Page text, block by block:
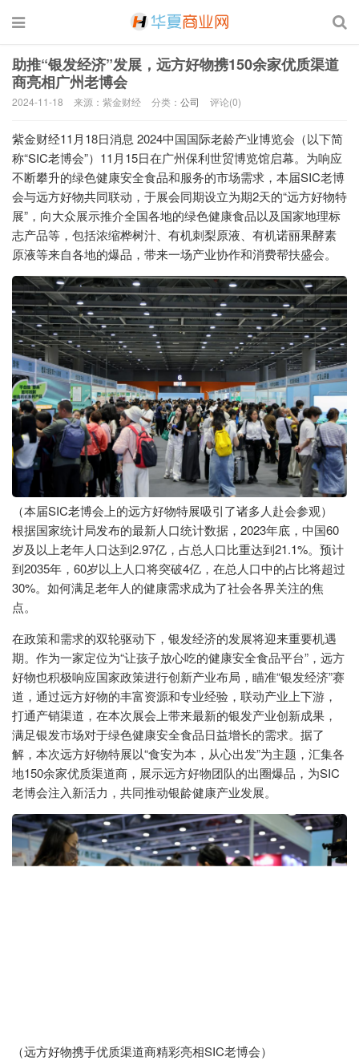
助推“银发经济”发展，远方好物携150余家优质渠道
商亮相广州老博会
2024-11-18 来源：紫金财经 分类： 公司 评论(0)
紫金财经11月18日消息 2024中国国际老龄产业博览会（以下简
称“SIC老博会”）11月15日在广州保利世贸博览馆启幕。为响应
不断攀升的绿色健康安全食品和服务的市场需求，本届SIC老博
会与远方好物共同联动，于展会同期设立为期2天的“远方好物特
展”，向大众展示推介全国各地的绿色健康食品以及国家地理标
志产品等，包括浓缩桦树汁、有机刺梨原液、有机诺丽果酵素
原液等来自各地的爆品，带来一场产业协作和消费帮扶盛会。
（本届SIC老博会上的远方好物特展吸引了诸多人赴会参观）
根据国家统计局发布的最新人口统计数据，2023年底，中国60
岁及以上老年人口达到2.97亿，占总人口比重达到21.1%。预计
到2035年，60岁以上人口将突破4亿，在总人口中的占比将超过
30%。如何满足老年人的健康需求成为了社会各界关注的焦
点。
在政策和需求的双轮驱动下，银发经济的发展将迎来重要机遇
期。作为一家定位为“让孩子放心吃的健康安全食品平台”，远方
好物也积极响应国家政策进行创新产业布局，瞄准“银发经济”赛
道，通过远方好物的丰富资源和专业经验，联动产业上下游，
打通产销渠道，在本次展会上带来最新的银发产业创新成果，
满足银发市场对于绿色健康安全食品日益增长的需求。据了
解，本次远方好物特展以“食安为本，从心出发”为主题，汇集各
地150余家优质渠道商，展示远方好物团队的出圈爆品，为SIC
老博会注入新活力，共同推动银龄健康产业发展。
（远方好物携手优质渠道商精彩亮相SIC老博会）